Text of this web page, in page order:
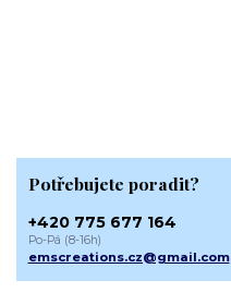
Potřebujete poradit?
+420 775 677 164
Po-Pá (8-16h)
emscreations.cz@gmail.com